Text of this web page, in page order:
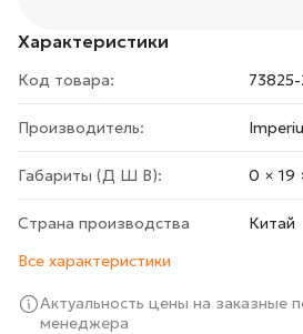
Характеристики
Код товара: 73825-
Производитель:
Габариты (Д Ш В): 0 × 19
Страна производства
Китай
Все характеристики
Актуальность цены на заказные
менеджера